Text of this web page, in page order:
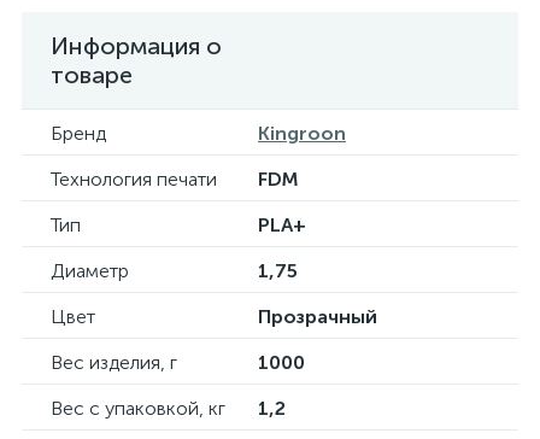
Информация о
товаре
Бренд
Kingroon
Технология печати
FDM
Тип
PLA+
Диаметр
1,75
Цвет
Прозрачный
Вес изделия, г
1000
Вес с упаковкой, кг
1,2